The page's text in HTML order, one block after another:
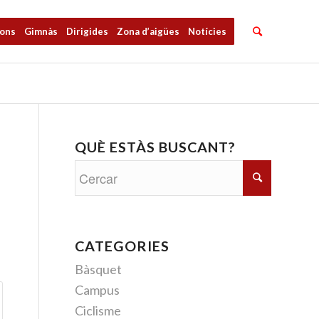
Gimnàs Dirigides Zona d’aigües Notícies
QUÈ ESTÀS BUSCANT?
CATEGORIES
Bàsquet
Campus
Ciclisme